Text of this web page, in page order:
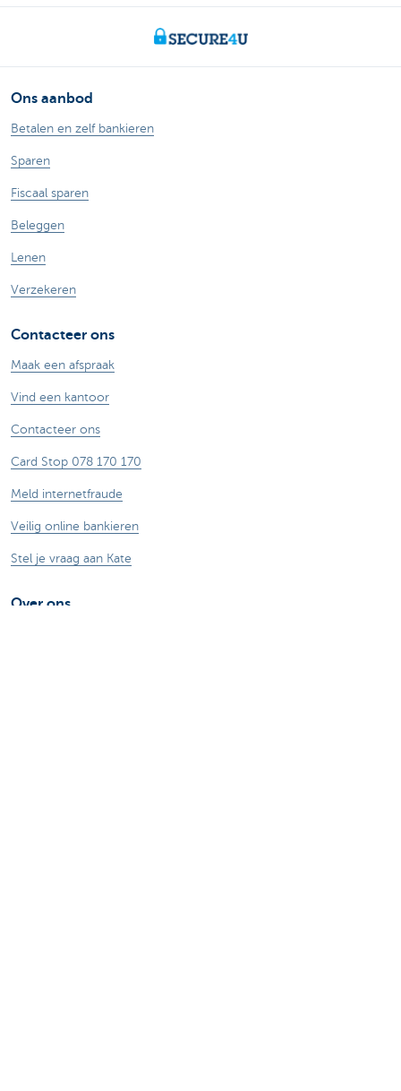
Ons aanbod
Betalen en zelf bankieren
Sparen
Fiscaal sparen
Beleggen
Lenen
Verzekeren
Contacteer ons
Maak een afspraak
Vind een kantoor
Contacteer ons
Card Stop 078 170 170
Meld internetfraude
Veilig online bankieren
Stel je vraag aan Kate
Over ons